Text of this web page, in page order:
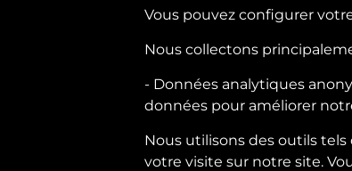
Vous pouvez configurer
Nous collectons
- Données analytiques
données pour améliorer
Nous utilisons des outils
votre visite sur notre site.